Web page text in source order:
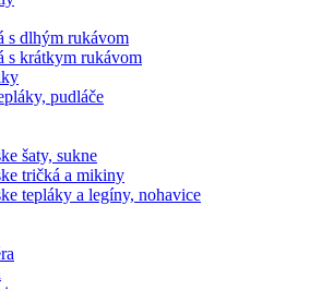
s dlhým rukávom
s krátkym rukávom
pudláče
šaty, sukne
tričká a mikiny
tepláky a legíny, nohavice